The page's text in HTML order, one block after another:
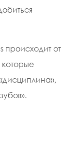
происходит от
которые